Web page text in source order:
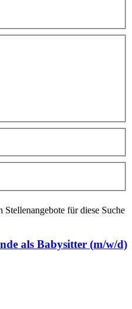
Stellenangebote für diese Suche
als Babysitter (m/w/d)